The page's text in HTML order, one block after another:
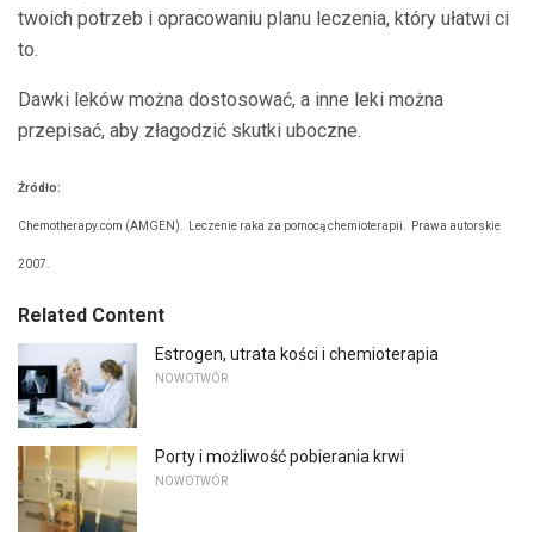
twoich potrzeb i opracowaniu planu leczenia, który ułatwi ci
to.
Dawki leków można dostosować, a inne leki można
przepisać, aby złagodzić skutki uboczne.
Źródło:
Chemotherapy.com (AMGEN). Leczenie raka za pomocą chemioterapii. Prawa autorskie
2007.
Related Content
Estrogen, utrata kości i chemioterapia
NOWOTWÓR
Porty i możliwość pobierania krwi
NOWOTWÓR